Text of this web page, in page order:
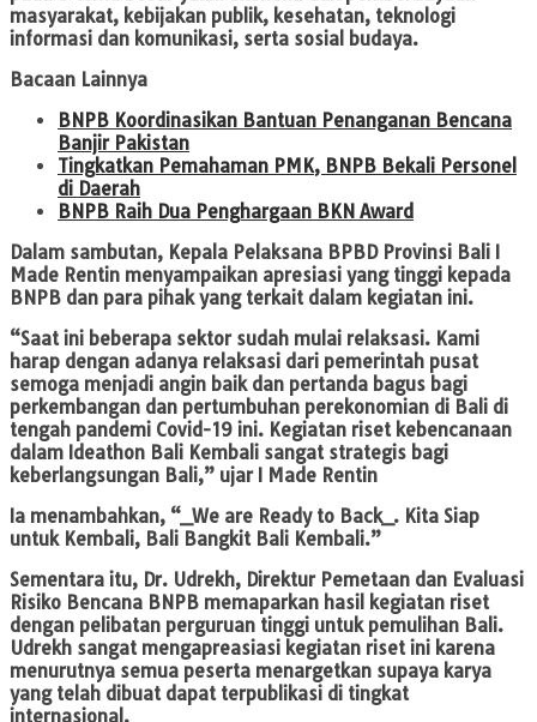
masyarakat, kebijakan publik, kesehatan, teknologi
informasi dan komunikasi, serta sosial budaya.
Bacaan Lainnya
BNPB Koordinasikan Bantuan Penanganan Bencana
Banjir Pakistan
Tingkatkan Pemahaman PMK, BNPB Bekali Personel
di Daerah
BNPB Raih Dua Penghargaan BKN Award
Dalam sambutan, Kepala Pelaksana BPBD Provinsi Bali I
Made Rentin menyampaikan apresiasi yang tinggi kepada
BNPB dan para pihak yang terkait dalam kegiatan ini.
“Saat ini beberapa sektor sudah mulai relaksasi. Kami
harap dengan adanya relaksasi dari pemerintah pusat
semoga menjadi angin baik dan pertanda bagus bagi
perkembangan dan pertumbuhan perekonomian di Bali di
tengah pandemi Covid-19 ini. Kegiatan riset kebencanaan
dalam Ideathon Bali Kembali sangat strategis bagi
keberlangsungan Bali,” ujar I Made Rentin
Ia menambahkan, “_We are Ready to Back_. Kita Siap
untuk Kembali, Bali Bangkit Bali Kembali.”
Sementara itu, Dr. Udrekh, Direktur Pemetaan dan Evaluasi
Risiko Bencana BNPB memaparkan hasil kegiatan riset
dengan pelibatan perguruan tinggi untuk pemulihan Bali.
Udrekh sangat mengapreasiasi kegiatan riset ini karena
menurutnya semua peserta menargetkan supaya karya
yang telah dibuat dapat terpublikasi di tingkat
internasional.